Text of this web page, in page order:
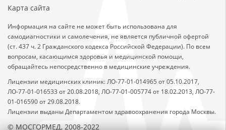
Карта сайта
Информация на сайте не может быть использована для
самодиагностики и самолечения, не является публичной офертой
(ст. 437 ч. 2 Гражданского кодекса Российской Федерации). По всем
вопросам, касающимся здоровья и медицинской помощи,
обращайтесь непосредственно в медицинские учреждения.
Лицензии медицинских клиник: ЛО-77-01-014965 от 05.10.2017,
ЛО-77-01-016533 от 20.08.2018, ЛО-77-01-005774 от 18.02.2013, ЛО-77-
01-016590 от 29.08.2018.
Лицензии выданы Департаментом здравоохранения города Москвы.
© МОСГОРМЕД, 2008-2022